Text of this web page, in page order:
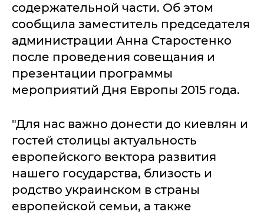
содержательной части. Об этом
сообщила заместитель председателя
администрации Анна Старостенко
после проведения совещания и
презентации программы
мероприятий Дня Европы 2015 года.
"Для нас важно донести до киевлян и
гостей столицы актуальность
европейского вектора развития
нашего государства, близость и
родство украинском в страны
европейской семьи, а также